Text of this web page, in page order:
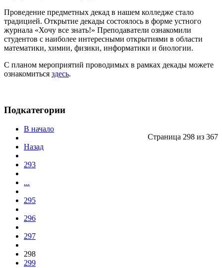
Проведение предметных декад в нашем колледже стало
традицией. Открытие декады состоялось в форме устного
журнала «Хочу все знать!» Преподаватели ознакомили
студентов с наиболее интересными открытиями в области
математики, химии, физики, информатики и биологии.
С планом мероприятий проводимых в рамках декады можете
ознакомиться здесь.
Подкатегории
Страница 298 из 367
В начало
Назад
293
...
295
296
297
298
299